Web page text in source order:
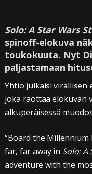
Solo: A Star Wars
spinoff-elokuva
toukokuuta. Nyt
paljastamaan
Yhtiö julkaisi virallisen
joka raottaa elokuvan
alkuperäisessä
“Board the Millennium
far, far away in Solo: A
adventure with the